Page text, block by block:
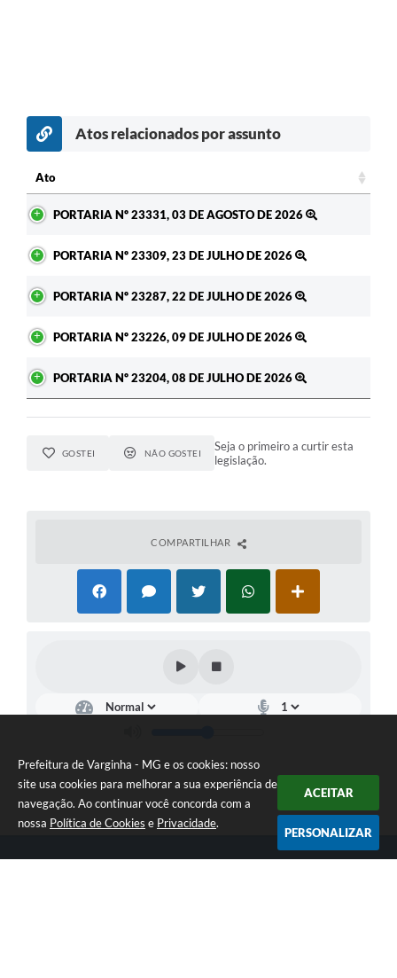
Prefeitura de Varginha - MG e os cookies: nosso
site usa cookies para melhorar a sua experiência de
navegação. Ao continuar você concorda com a
nossa Política de Cookies e Privacidade.
ACEITAR
PERSONALIZAR
Atos relacionados por assunto
Ato
PORTARIA Nº 23331, 03 DE AGOSTO DE 2026
PORTARIA Nº 23309, 23 DE JULHO DE 2026
PORTARIA Nº 23287, 22 DE JULHO DE 2026
PORTARIA Nº 23226, 09 DE JULHO DE 2026
PORTARIA Nº 23204, 08 DE JULHO DE 2026
GOSTEI NÃO GOSTEI
Seja o primeiro a curtir esta
legislação.
COMPARTILHAR